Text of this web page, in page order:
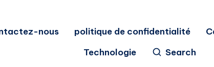
nous politique de confidentialité
Technologie
Search